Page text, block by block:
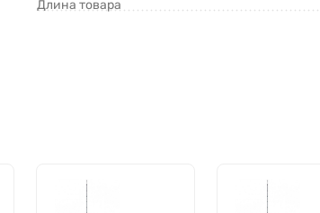
Длина товара